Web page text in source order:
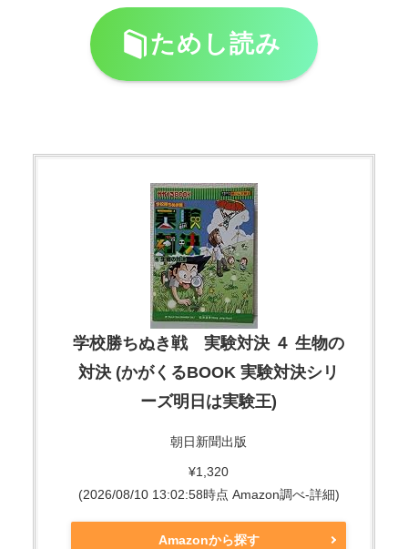
ためし読み
学校勝ちぬき戦 実験対決 ４ 生物の
対決 (かがくるBOOK 実験対決シリ
ーズ明日は実験王)
朝日新聞出版
¥1,320
(2026/08/10 13:02:58時点 Amazon調べ-詳細)
Amazonから探す